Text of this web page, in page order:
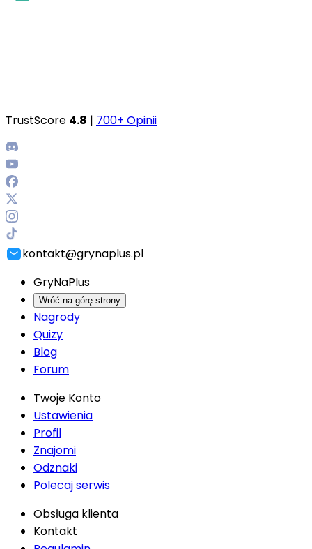
TrustScore 4.8 | 700+ Opinii
kontakt@grynaplus.pl
GryNaPlus
Wróć na górę strony
Nagrody
Quizy
Blog
Forum
Twoje Konto
Ustawienia
Profil
Znajomi
Odznaki
Polecaj serwis
Obsługa klienta
Kontakt